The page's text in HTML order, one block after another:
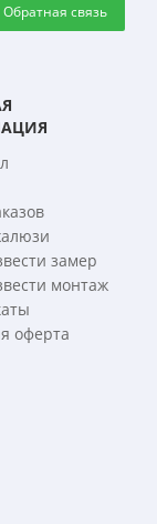
Обратная связь
замер
монтаж
оферта